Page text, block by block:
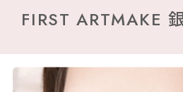
FIRST ARTMAKE